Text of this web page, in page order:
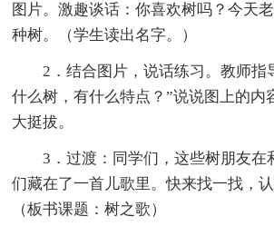
图片。激趣谈话：你喜欢树吗？今天
种树。（学生读出名字。）
2．结合图片，说话练习。教师指
什么树，有什么特点？”说说图上的内
大挺拔。
3．过渡：同学们，这些树朋友在
们藏在了一首儿歌里。快来找一找，
（板书课题：树之歌）